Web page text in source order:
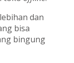
dan
bisa
bingung